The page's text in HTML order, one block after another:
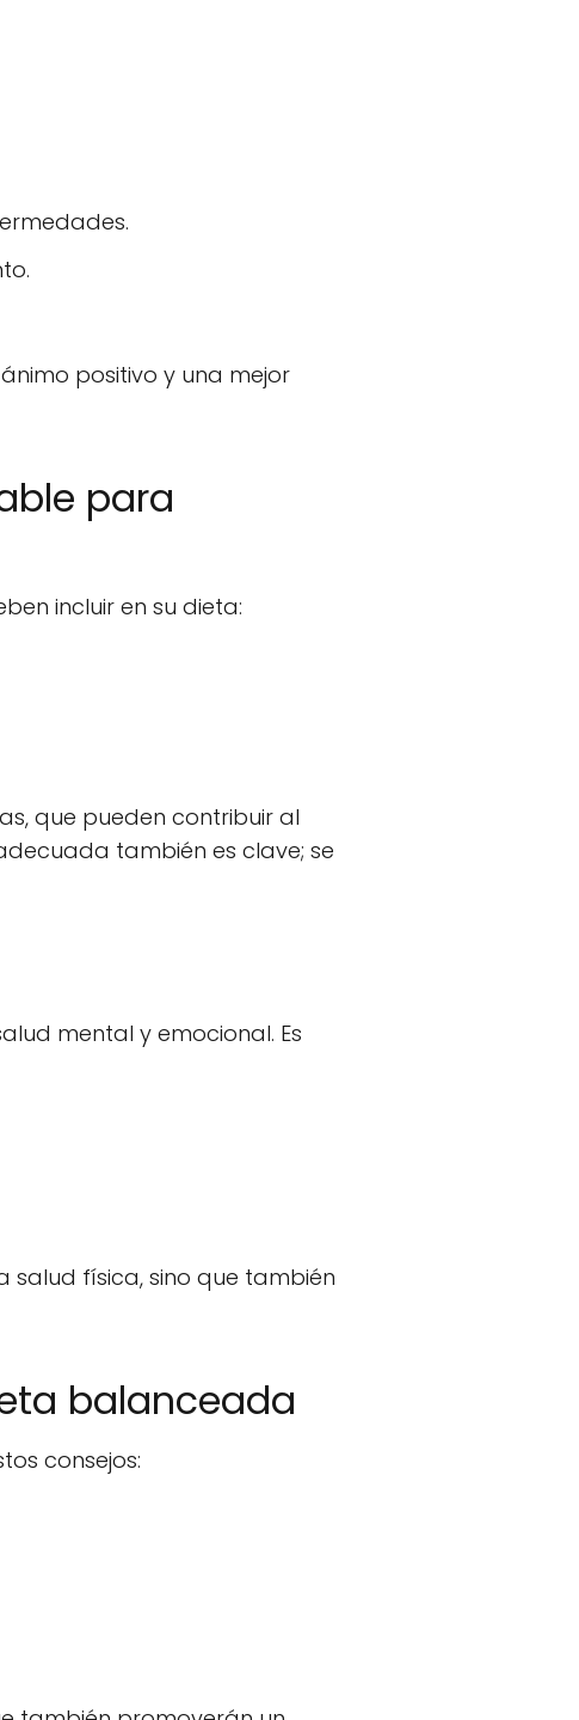
positivo y una mejor
para
incluir en su dieta:
que pueden contribuir al
también es clave; se
mental y emocional. Es
salud física, sino que también
balanceada
consejos: